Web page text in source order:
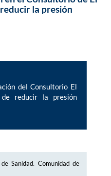
la presión
del Consultorio El
reducir la presión
Sanidad. Comunidad de